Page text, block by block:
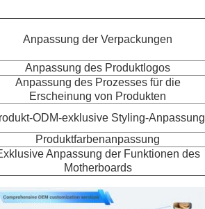
Anpassung der Verpackungen
Anpassung des Produktlogos
Anpassung des Prozesses für die
Erscheinung von Produkten
ODM-exklusive Styling-Anpassung
Produktfarbenanpassung
Anpassung der Funktionen des
Motherboards